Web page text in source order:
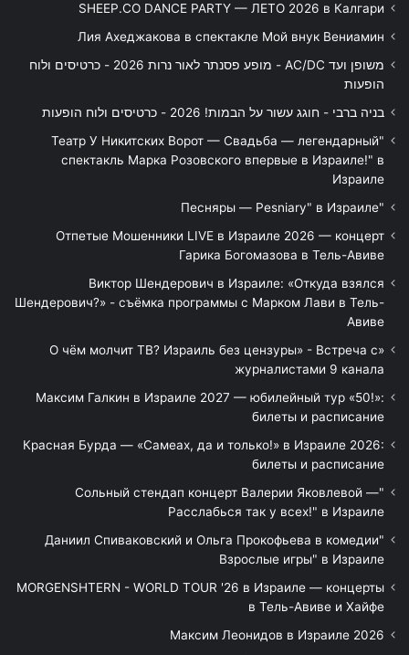
SHEEP.CO DANCE PARTY — ЛЕТО 2026 в Калгари
Лия Ахеджакова в спектакле Мой внук Вениамин
משופן ועד AC/DC - מופע פסנתר לאור נרות 2026 - כרטיסים ולוח
הופעות
בניה ברבי - חוגג עשור על הבמות! 2026 - כרטיסים ולוח הופעות
"Театр У Никитских Ворот — Свадьба — легендарный
спектакль Марка Розовского впервые в Израиле!" в
Израиле
"Песняры — Pesniary" в Израиле
Отпетые Мошенники LIVE в Израиле 2026 — концерт
Гарика Богомазова в Тель-Авиве
Виктор Шендерович в Израиле: «Откуда взялся
Шендерович?» - съёмка программы с Марком Лави в Тель-
Авиве
«О чём молчит ТВ? Израиль без цензуры» - Встреча с
журналистами 9 канала
Максим Галкин в Израиле 2027 — юбилейный тур «50!»:
билеты и расписание
Красная Бурда — «Самеах, да и только!» в Израиле 2026:
билеты и расписание
"Сольный стендап концерт Валерии Яковлевой —
Расслабься так у всех!" в Израиле
"Даниил Спиваковский и Ольга Прокофьева в комедии
Взрослые игры" в Израиле
MORGENSHTERN - WORLD TOUR '26 в Израиле — концерты
в Тель-Авиве и Хайфе
Максим Леонидов в Израиле 2026